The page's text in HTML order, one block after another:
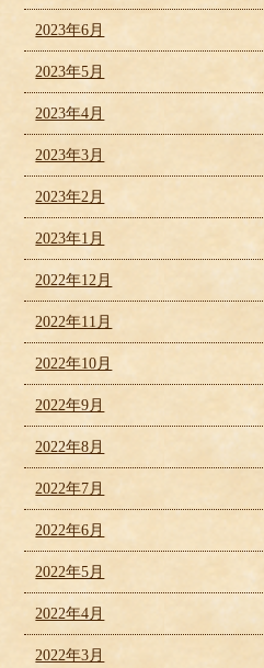
2023年6月
2023年5月
2023年4月
2023年3月
2023年2月
2023年1月
2022年12月
2022年11月
2022年10月
2022年9月
2022年8月
2022年7月
2022年6月
2022年5月
2022年4月
2022年3月